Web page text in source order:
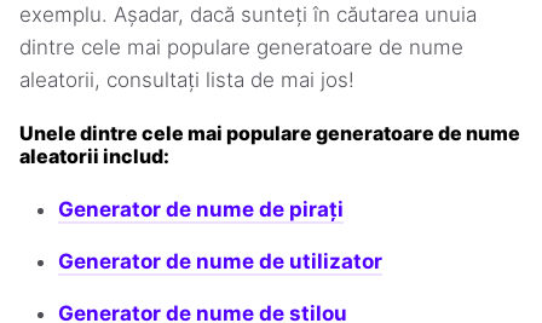
exemplu. Așadar, dacă sunteți în căutarea unuia
dintre cele mai populare generatoare de nume
aleatorii, consultați lista de mai jos!
Unele dintre cele mai populare generatoare de nume
aleatorii includ:
Generator de nume de pirați
Generator de nume de utilizator
Generator de nume de stilou